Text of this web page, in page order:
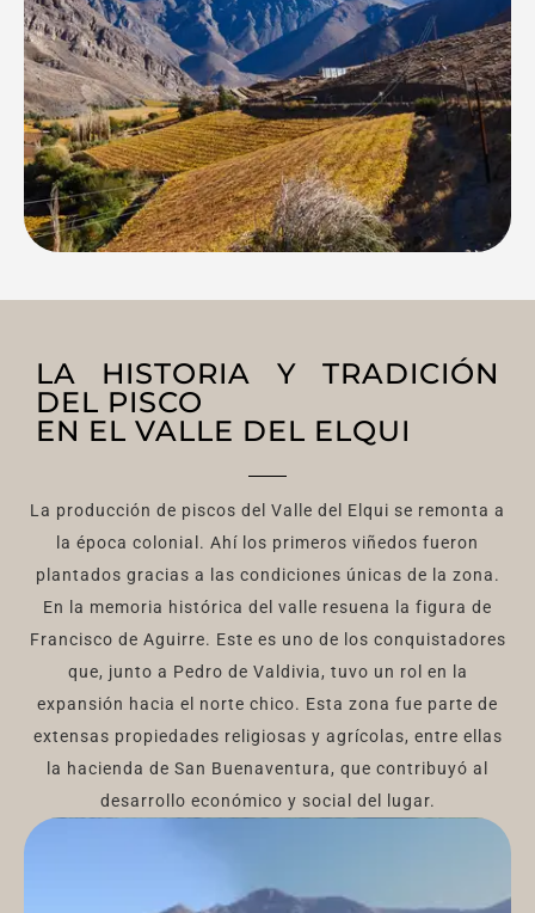
LA HISTORIA Y TRADICIÓN
DEL PISCO
EN EL VALLE DEL ELQUI
La producción de piscos del Valle del Elqui se remonta a
la época colonial. Ahí los primeros viñedos fueron
plantados gracias a las condiciones únicas de la zona.
En la memoria histórica del valle resuena la figura de
Francisco de Aguirre. Este es uno de los conquistadores
que, junto a Pedro de Valdivia, tuvo un rol en la
expansión hacia el norte chico. Esta zona fue parte de
extensas propiedades religiosas y agrícolas, entre ellas
la hacienda de San Buenaventura, que contribuyó al
desarrollo económico y social del lugar.